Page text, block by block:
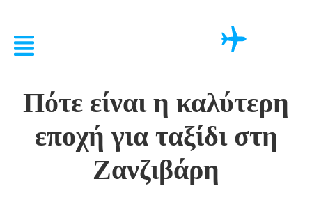
Πότε είναι η καλύτερη
εποχή για ταξίδι στη
Ζανζιβάρη